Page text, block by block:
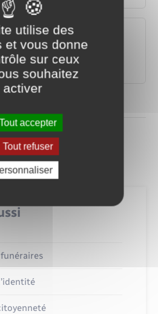
des droits
et administrative
utilise des
et vous donne
sur ceux
souhaitez
activer
accepter
Tout refuser